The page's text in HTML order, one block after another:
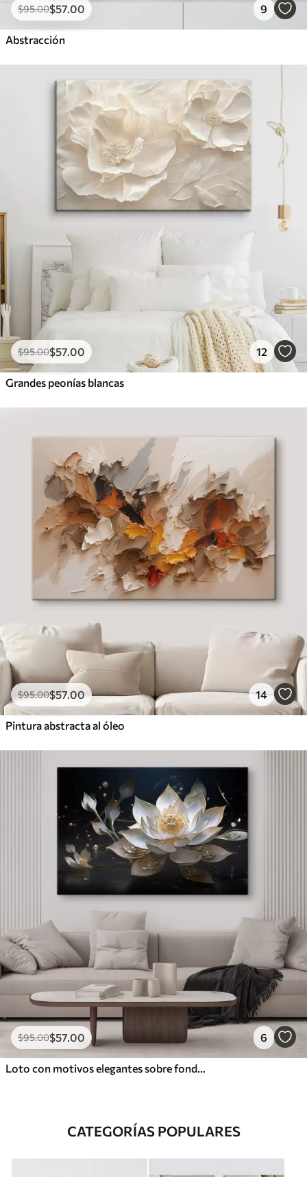
$95.00$57.00 9
Abstracción
$95.00$57.00 12
Grandes peonías blancas
$95.00$57.00 14
Pintura abstracta al óleo
$95.00$57.00 6
Loto con motivos elegantes sobre fondo oscuro
CATEGORÍAS POPULARES